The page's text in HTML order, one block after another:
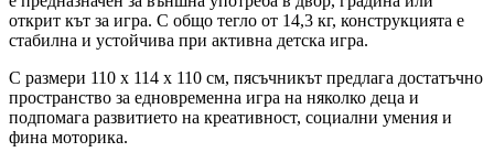
открит кът за игра. С общо тегло от 14,3 кг, конструкцията е
стабилна и устойчива при активна детска игра.
С размери 110 x 114 x 110 см, пясъчникът предлага достатъчно
пространство за едновременна игра на няколко деца и
подпомага развитието на креативност, социални умения и
фина моторика.